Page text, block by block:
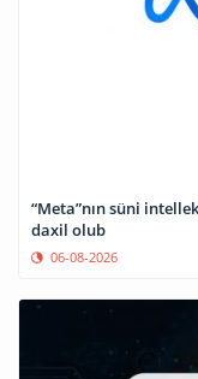
“Meta”nın süni
daxil olub
06-08-2026